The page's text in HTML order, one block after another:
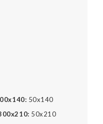
50x140
50x210